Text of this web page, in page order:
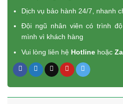
Dịch vụ bảo hành 24/7, nhanh
Đội ngũ nhân viên có trình
mình vì khách hàng
Vui lòng liên hệ Hotline hoặc